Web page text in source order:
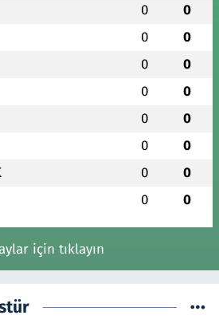
0 0
0 0
0 0
0 0
0 0
0 0
0 0
0 0
için tıklayın